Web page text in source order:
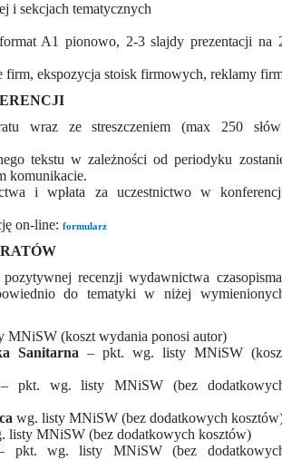
i sekcjach tematycznych
A1 pionowo, 2-3 slajdy prezentacji na
firm, ekspozycja stoisk firmowych, reklamy
wraz ze streszczeniem (max 250
tekstu w zależności od periodyku
komunikacie.
i wpłata za uczestnictwo w
on-line: formularz
recenzji wydawnictwa
do tematyki w niżej
MNiSW (koszt wydania ponosi autor)
Sanitarna – pkt. wg. listy MNiSW
pkt. wg. listy MNiSW (bez
wg. listy MNiSW (bez dodatkowych
listy MNiSW (bez dodatkowych kosztów)
pkt. wg. listy MNiSW (bez